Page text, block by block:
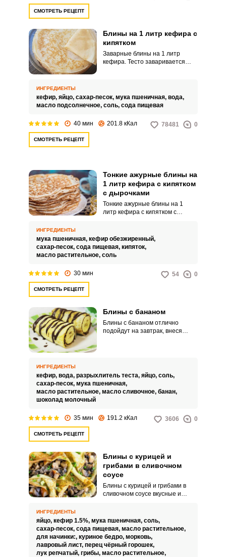
СМОТРЕТЬ РЕЦЕПТ
Блины на 1 литр кефира с
кипятком
Заварные блины на 1 литр
кефира. Тесто заваривается
ИНГРЕДИЕНТЫ
кефир, яйцо, сахар-песок, мука пшеничная, вода,
масло подсолнечное, соль, сода пищевая
40 мин 201.8 кКал 78481 0
СМОТРЕТЬ РЕЦЕПТ
Тонкие ажурные блины на
1 литр кефира с кипятком
с дырочками
Тонкие ажурные блины на 1
литр кефира с кипятком с
завтрака, перекуса или
праздника. Такие аппетитные
блинчики можно просто
использовать в приготовлении
интересных закусок.
ИНГРЕДИЕНТЫ
мука пшеничная, кефир обезжиренный,
сахар-песок, сода пищевая, кипяток,
масло растительное, соль
30 мин 54 0
СМОТРЕТЬ РЕЦЕПТ
Блины с бананом
Блины с бананом отлично
подойдут на завтрак, внеся
предлагаем приготовить их на
кефире заварным способом,
чтобы они получились
ажурными и нежными.
ИНГРЕДИЕНТЫ
кефир, вода, разрыхлитель теста, яйцо, соль,
сахар-песок, мука пшеничная,
масло растительное, масло сливочное, банан,
шоколад молочный
35 мин 191.2 кКал 3606 0
СМОТРЕТЬ РЕЦЕПТ
Блины с курицей и
грибами в сливочном
соусе
Блины с курицей и грибами в
сливочном соусе вкусные и
вариант начинки для тонких
блинчиков. Сливки придают
начинке приятный сливочный
вкус и сочность, дополняя тем
самым вкус курицы и грибов.
ИНГРЕДИЕНТЫ
яйцо, кефир 1.5%, мука пшеничная, соль,
сахар-песок, сода пищевая, масло растительное,
для начинки:, куриное бедро, морковь,
лавровый лист, перец чёрный горошек,
лук репчатый, грибы, масло растительное,